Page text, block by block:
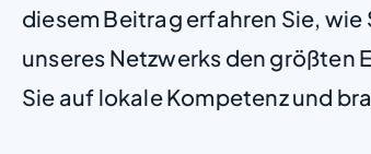
diesem Beitrag erfahren Sie,
unseres Netzwerks den größten
Sie auf lokale Kompetenz und